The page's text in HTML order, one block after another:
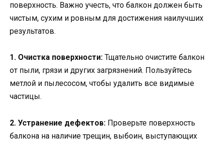
поверхность. Важно учесть, что балкон должен быть
чистым, сухим и ровным для достижения наилучших
результатов.
1. Очистка поверхности: Тщательно очистите балкон
от пыли, грязи и других загрязнений. Пользуйтесь
метлой и пылесосом, чтобы удалить все видимые
частицы.
2. Устранение дефектов: Проверьте поверхность
балкона на наличие трещин, выбоин, выступающих